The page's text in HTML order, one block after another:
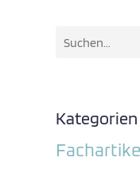
Kategorien